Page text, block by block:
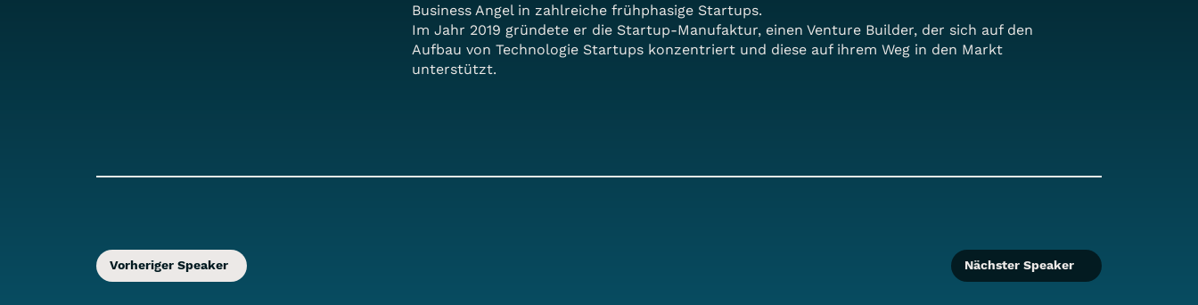
Business Angel in zahlreiche frühphasige Startups.
Im Jahr 2019 gründete er die Startup-Manufaktur, einen Venture Builder, der sich auf den
Aufbau von Technologie Startups konzentriert und diese auf ihrem Weg in den Markt
unterstützt.
Vorheriger Speaker Nächster Speaker